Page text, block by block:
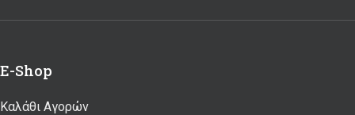
E-Shop
Καλάθι Αγορών